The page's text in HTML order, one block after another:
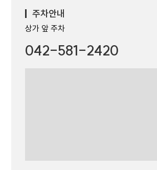
주차안내
상가 앞 주차
042-581-2420